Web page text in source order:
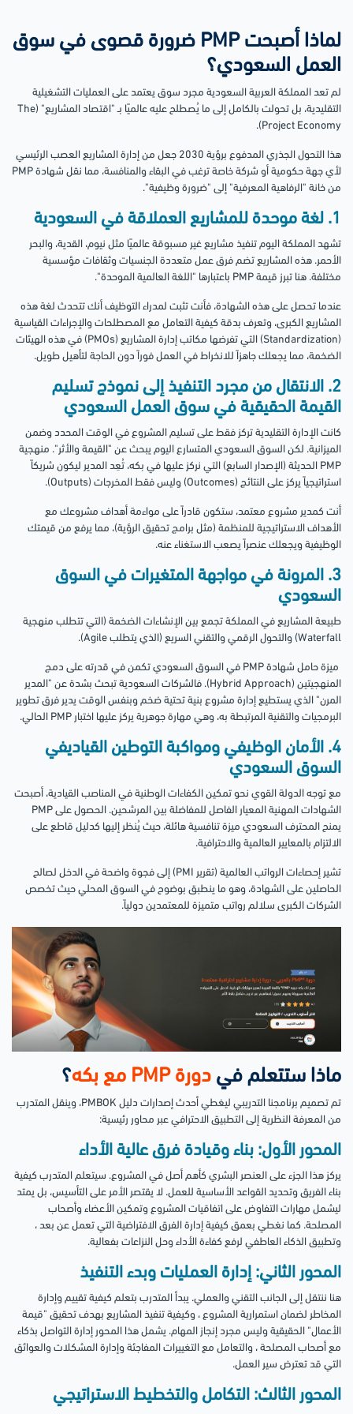
لماذا أصبحت PMP ضرورة قصوى في سوق
العمل السعودي؟
لم تعد المملكة العربية السعودية مجرد سوق يعتمد على العمليات التشغيلية
التقليدية، بل تحولت بالكامل إلى ما يُصطلح عليه عالميًا بـ "اقتصاد المشاريع" (The
Project Economy).
هذا التحول الجذري المدفوع برؤية 2030 جعل من إدارة المشاريع العصب الرئيسي
لأي جهة حكومية أو شركة خاصة ترغب في البقاء والمنافسة، مما نقل شهادة PMP
من خانة "الرفاهية المعرفية" إلى "ضرورة وظيفية".
1. لغة موحدة للمشاريع العملاقة في السعودية
تشهد المملكة اليوم تنفيذ مشاريع غير مسبوقة عالميًا مثل نيوم، القدية، والبحر
الأحمر. هذه المشاريع تضم فرق عمل متعددة الجنسيات وثقافات مؤسسية
مختلفة. هنا تبرز قيمة PMP باعتبارها "اللغة العالمية الموحدة".
عندما تحصل على هذه الشهادة، فأنت تثبت لمدراء التوظيف أنك تتحدث لغة هذه
المشاريع الكبرى، وتعرف بدقة كيفية التعامل مع المصطلحات والإجراءات القياسية
(Standardization) التي تفرضها مكاتب إدارة المشاريع (PMOs) في هذه الهيئات
الضخمة، مما يجعلك جاهزاً للانخراط في العمل فوراً دون الحاجة لتأهيل طويل.
2. الانتقال من مجرد التنفيذ إلى نموذج تسليم
القيمة الحقيقية في سوق العمل السعودي
كانت الإدارة التقليدية تركز فقط على تسليم المشروع في الوقت المحدد وضمن
الميزانية. لكن السوق السعودي المتسارع اليوم يبحث عن "القيمة والأثر". منهجية
PMP الحديثة (الإصدار السابع) التي نركز عليها في بكه، تُعِد المدير ليكون شريكاً
استراتيجياً يركز على النتائج (Outcomes) وليس فقط المخرجات (Outputs).
أنت كمدير مشروع معتمد، ستكون قادراً على مواءمة أهداف مشروعك مع
الأهداف الاستراتيجية للمنظمة (مثل برامج تحقيق الرؤية)، مما يرفع من قيمتك
الوظيفية ويجعلك عنصراً يصعب الاستغناء عنه.
3. المرونة في مواجهة المتغيرات في السوق
السعودي
طبيعة المشاريع في المملكة تجمع بين الإنشاءات الضخمة (التي تتطلب منهجية
Waterfall) والتحول الرقمي والتقني السريع (الذي يتطلب Agile).
ميزة حامل شهادة PMP في السوق السعودي تكمن في قدرته على دمج
المنهجيتين (Hybrid Approach). فالشركات السعودية تبحث بشدة عن "المدير
المرن" الذي يستطيع إدارة مشروع بنية تحتية ضخم وبنفس الوقت يدير فرق تطوير
البرمجيات والتقنية المرتبطة به، وهي مهارة جوهرية يركز عليها اختبار PMP الحالي.
4. الأمان الوظيفي ومواكبة التوطين القياديفي
السوق السعودي
مع توجه الدولة القوي نحو تمكين الكفاءات الوطنية في المناصب القيادية، أصبحت
الشهادات المهنية المعيار الفاصل للمفاضلة بين المرشحين. الحصول على PMP
يمنح المحترف السعودي ميزة تنافسية هائلة، حيث يُنظر إليها كدليل قاطع على
الالتزام بالمعايير العالمية والاحترافية.
تشير إحصاءات الرواتب العالمية (تقرير PMI) إلى فجوة واضحة في الدخل لصالح
الحاصلين على الشهادة، وهو ما ينطبق بوضوح في السوق المحلي حيث تخصص
الشركات الكبرى سلالم رواتب متميزة للمعتمدين دولياً.
ماذا ستتعلم في دورة PMP مع بكه ؟
تم تصميم برنامجنا التدريبي ليغطي أحدث إصدارات دليل PMBOK، وينقل المتدرب
من المعرفة النظرية إلى التطبيق الاحترافي عبر محاور رئيسية:
المحور الأول: بناء وقيادة فرق عالية الأداء
يركز هذا الجزء على العنصر البشري كأهم أصل في المشروع. سيتعلم المتدرب كيفية
بناء الفريق وتحديد القواعد الأساسية للعمل. لا يقتصر الأمر على التأسيس، بل يمتد
ليشمل مهارات التفاوض على اتفاقيات المشروع وتمكين الأعضاء وأصحاب
المصلحة. كما نغطي بعمق كيفية إدارة الفرق الافتراضية التي تعمل عن بعد ،
وتطبيق الذكاء العاطفي لرفع كفاءة الأداء وحل النزاعات بفعالية.
المحور الثاني: إدارة العمليات وبدء التنفيذ
هنا ننتقل إلى الجانب التقني والعملي. يبدأ المتدرب بتعلم كيفية تقييم وإدارة
المخاطر لضمان استمرارية المشروع ، وكيفية تنفيذ المشاريع بهدف تحقيق "قيمة
الأعمال" الحقيقية وليس مجرد إنجاز المهام. يشمل هذا المحور إدارة التواصل بذكاء
مع أصحاب المصلحة ، والتعامل مع التغييرات المفاجئة وإدارة المشكلات والعوائق
التي قد تعترض سير العمل.
المحور الثالث: التكامل والتخطيط الاستراتيجي